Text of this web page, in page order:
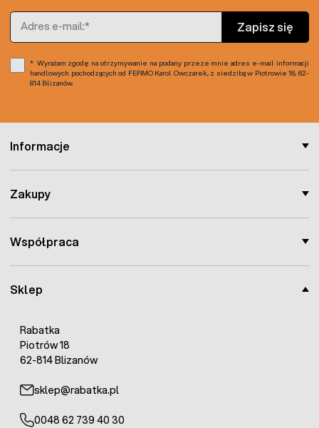
dyszowe) ma gumową nakładkę, która dodatkowo
uszczelnia całość.W ofercie posiadamy równieżzraszacz
wahadłowy z 16 dyszami aluminiowymi.
Sklep
Rabatka
Piotrów 18
62-814 Blizanów
sklep@rabatka.pl
0048 62 739 40 30
Informacje
Zakupy
Współpraca
Adres e-mail
Zapisz się
Wyrażam zgodę na otrzymywanie na podany przeze mnie adres e-mail informacji
handlowych pochodzących od FERMO Karol Owczarek, z siedzibą w Piotrowie 18, 62-
814 Blizanów.